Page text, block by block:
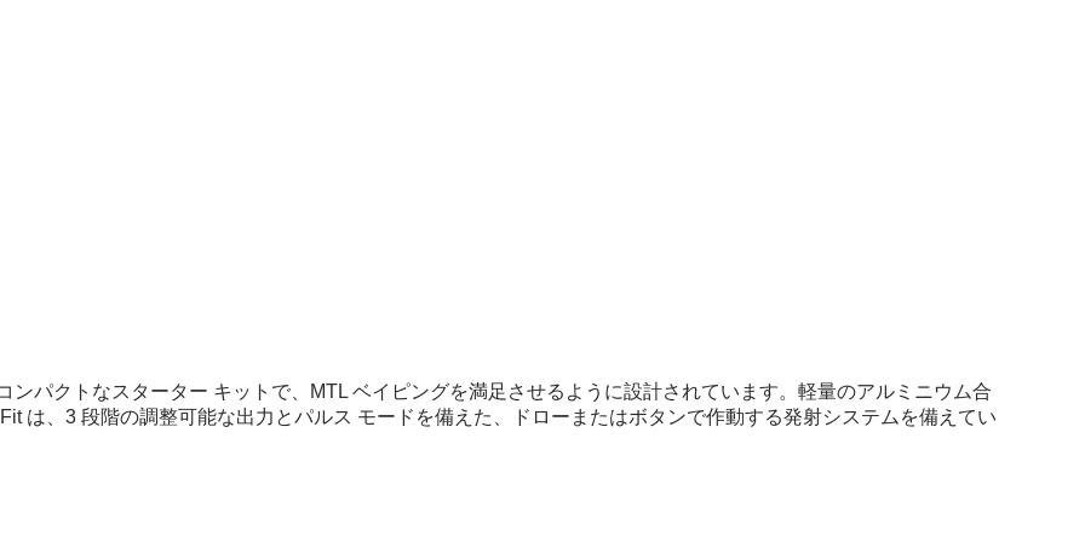
パクトなスターター キットで、MTL ベイピングを満足させるように設計されています。軽量のアルミニウム合
は、3 段階の調整可能な出力とパルス モードを備えた、ドローまたはボタンで作動する発射システムを備えてい